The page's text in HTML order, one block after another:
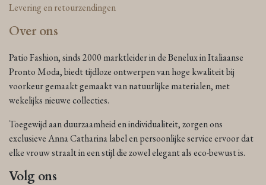
Levering en retourzendingen
Over ons
Patio Fashion, sinds 2000 marktleider in de Benelux in Italiaanse
Pronto Moda, biedt tijdloze ontwerpen van hoge kwaliteit bij
voorkeur gemaakt gemaakt van natuurlijke materialen, met
wekelijks nieuwe collecties.
Toegewijd aan duurzaamheid en individualiteit, zorgen ons
exclusieve Anna Catharina label en persoonlijke service ervoor dat
elke vrouw straalt in een stijl die zowel elegant als eco-bewust is.
Volg ons